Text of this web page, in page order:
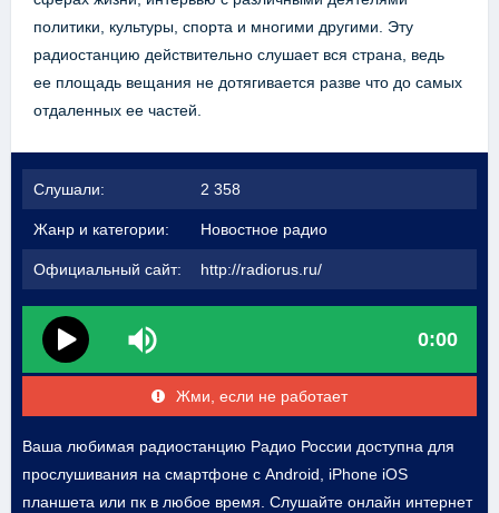
политики, культуры, спорта и многими другими. Эту
радиостанцию действительно слушает вся страна, ведь
ее площадь вещания не дотягивается разве что до самых
отдаленных ее частей.
Слушали: 2 358
Жанр и категории: Новостное радио
Официальный сайт: http://radiorus.ru/
0:00
Жми, если не работает
Ваша любимая радиостанцию Радио России доступна для
прослушивания на смартфоне с Android, iPhone iOS
планшета или пк в любое время. Слушайте онлайн интернет